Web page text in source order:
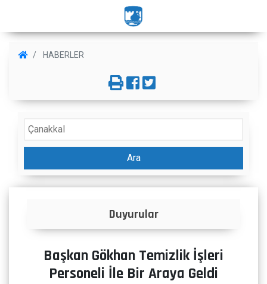
HABERLER
Ara
İlanlar
Başkan Gökhan Temizlik İşleri
Personeli İle Bir Araya Geldi